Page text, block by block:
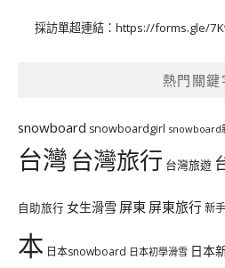
採訪單超連結： https://forms.gle/
熱門關鍵
snowboard snowboardgirl snowboard
台灣台灣旅行 台灣旅遊
自助旅行 女生滑雪 屏東 屏東旅行新
本 日本snowboard 日本初學滑雪 日本